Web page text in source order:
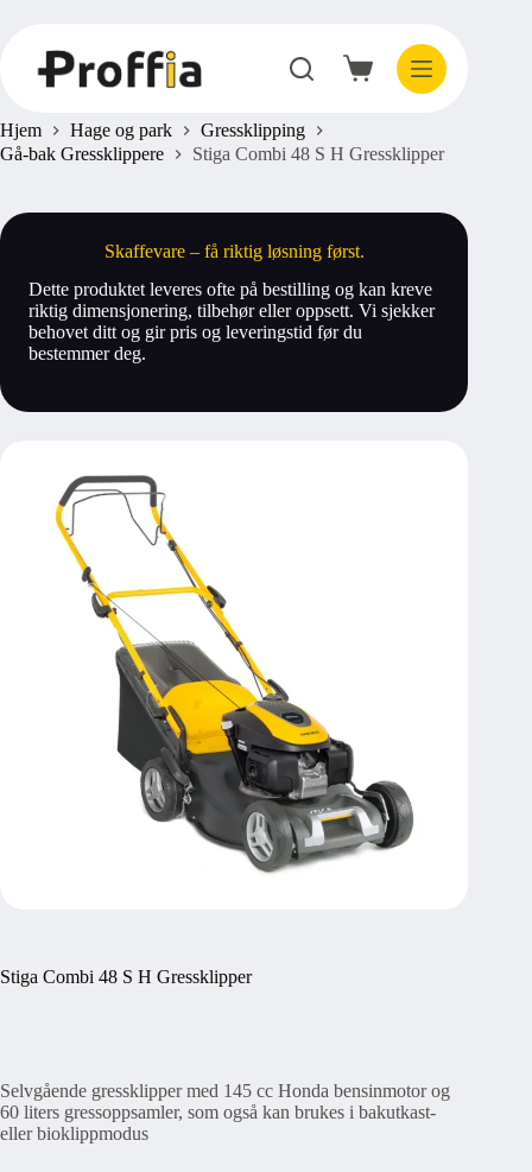
innholdet
Handlekurv
Hjem Hage og park
Gressklipping
Gå-bak Gressklippere
Stiga Combi 48 S H Gressklipper
Skaffevare – få riktig løsning først.
Dette produktet leveres ofte på bestilling og kan kreve
riktig dimensjonering, tilbehør eller oppsett. Vi sjekker
behovet ditt og gir pris og leveringstid før du
bestemmer deg.
Stiga Combi 48 S H Gressklipper
Selvgående gressklipper med 145 cc Honda bensinmotor og
60 liters gressoppsamler, som også kan brukes i bakutkast-
eller bioklippmodus